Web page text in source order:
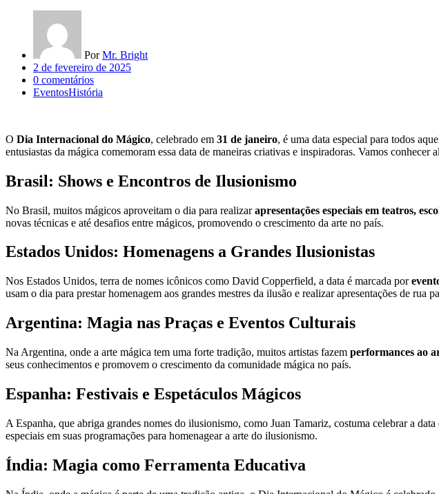
Por Mr. Bright
Posted
on
2 de fevereiro de 2025
0 comentários
EventosHistória
O Dia Internacional do Mágico, celebrado em 31 de janeiro, é uma data especial para todos
entusiastas da mágica comemoram essa data de maneiras criativas e inspiradoras. Vamos conhecer
Brasil: Shows e Encontros de Ilusionismo
No Brasil, muitos mágicos aproveitam o dia para realizarapresentações especiais em teatros,
novas técnicas e até desafios entre mágicos, promovendo o crescimento da arte no país.
Estados Unidos: Homenagens a Grandes Ilusionistas
Nos Estados Unidos, terra de nomes icônicos como David Copperfield, a data é marcada por
usam o dia para prestar homenagem aos grandes mestres da ilusão e realizar apresentações de rua
Argentina: Magia nas Praças e Eventos Culturais
Na Argentina, onde a arte mágica tem uma forte tradição, muitos artistas fazem performances ao
seus conhecimentos e promovem o crescimento da comunidade mágica no país.
Espanha: Festivais e Espetáculos Mágicos
A Espanha, que abriga grandes nomes do ilusionismo, como Juan Tamariz, costuma celebrar a data
especiais em suas programações para homenagear a arte do ilusionismo.
Índia: Magia como Ferramenta Educativa